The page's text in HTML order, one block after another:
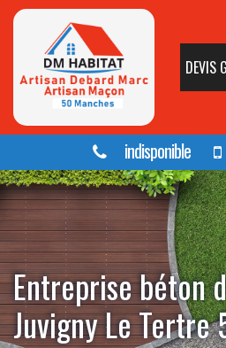
DEVIS
indisponible
Entreprise béton
Juvigny Le Tertre